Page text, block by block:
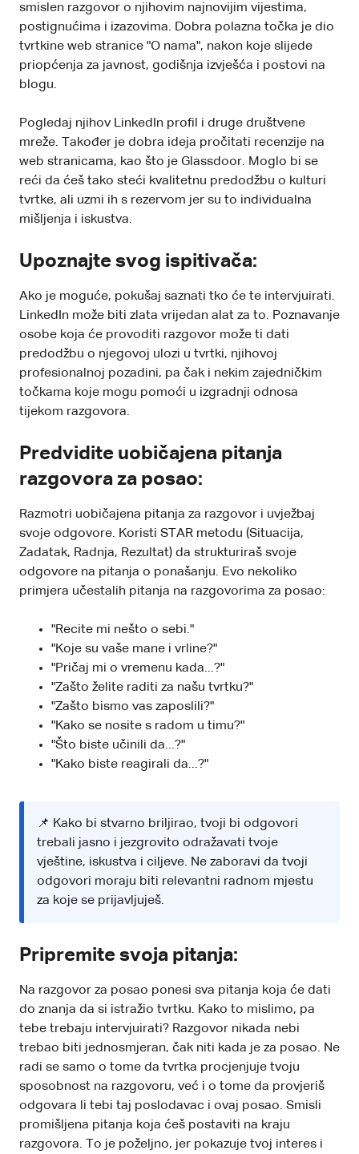
smislen razgovor o njihovim najnovijim vijestima,
postignućima i izazovima. Dobra polazna točka je dio
tvrtkine web stranice "O nama", nakon koje slijede
priopćenja za javnost, godišnja izvješća i postovi na
blogu.
Pogledaj njihov LinkedIn profil i druge društvene
mreže. Također je dobra ideja pročitati recenzije na
web stranicama, kao što je Glassdoor. Moglo bi se
reći da ćeš tako steći kvalitetnu predodžbu o kulturi
tvrtke, ali uzmi ih s rezervom jer su to individualna
mišljenja i iskustva.
Upoznajte svog ispitivača:
Ako je moguće, pokušaj saznati tko će te intervjuirati.
LinkedIn može biti zlata vrijedan alat za to. Poznavanje
osobe koja će provoditi razgovor može ti dati
predodžbu o njegovoj ulozi u tvrtki, njihovoj
profesionalnoj pozadini, pa čak i nekim zajedničkim
točkama koje mogu pomoći u izgradnji odnosa
tijekom razgovora.
Predvidite uobičajena pitanja
razgovora za posao:
Razmotri uobičajena pitanja za razgovor i uvježbaj
svoje odgovore. Koristi STAR metodu (Situacija,
Zadatak, Radnja, Rezultat) da strukturiraš svoje
odgovore na pitanja o ponašanju. Evo nekoliko
primjera učestalih pitanja na razgovorima za posao:
"Recite mi nešto o sebi."
"Koje su vaše mane i vrline?"
"Pričaj mi o vremenu kada...?"
"Zašto želite raditi za našu tvrtku?"
"Zašto bismo vas zaposlili?"
"Kako se nosite s radom u timu?"
"Što biste učinili da...?"
"Kako biste reagirali da...?"
📌 Kako bi stvarno briljirao, tvoji bi odgovori
trebali jasno i jezgrovito odražavati tvoje
vještine, iskustva i ciljeve. Ne zaboravi da tvoji
odgovori moraju biti relevantni radnom mjestu
za koje se prijavljuješ.
Pripremite svoja pitanja:
Na razgovor za posao ponesi sva pitanja koja će dati
do znanja da si istražio tvrtku. Kako to mislimo, pa
tebe trebaju intervjuirati? Razgovor nikada nebi
trebao biti jednosmjeran, čak niti kada je za posao. Ne
radi se samo o tome da tvrtka procjenjuje tvoju
sposobnost na razgovoru, već i o tome da provjeriš
odgovara li tebi taj poslodavac i ovaj posao. Smisli
promišljena pitanja koja ćeš postaviti na kraju
razgovora. To je poželjno, jer pokazuje tvoj interes i